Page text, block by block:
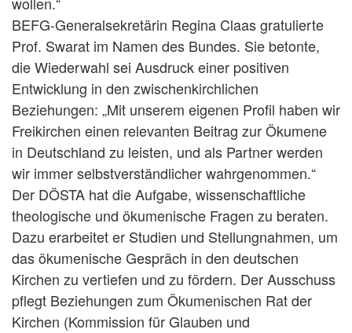
BEFG-Generalsekretärin Regina Claas gratulierte
Prof. Swarat im Namen des Bundes. Sie betonte,
die Wiederwahl sei Ausdruck einer positiven
Entwicklung in den zwischenkirchlichen
Beziehungen: „Mit unserem eigenen Profil haben wir
Freikirchen einen relevanten Beitrag zur Ökumene
in Deutschland zu leisten, und als Partner werden
wir immer selbstverständlicher wahrgenommen.“
Der DÖSTA hat die Aufgabe, wissenschaftliche
theologische und ökumenische Fragen zu beraten.
Dazu erarbeitet er Studien und Stellungnahmen, um
das ökumenische Gespräch in den deutschen
Kirchen zu vertiefen und zu fördern. Der Ausschuss
pflegt Beziehungen zum Ökumenischen Rat der
Kirchen (Kommission für Glauben und